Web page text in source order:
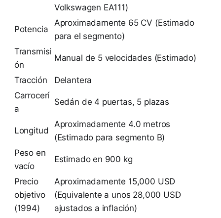
Volkswagen EA111)
Potencia
Aproximadamente 65 CV (Estimado
para el segmento)
Transmisi
ón
Manual de 5 velocidades (Estimado)
Tracción
Delantera
Carrocerí
a
Sedán de 4 puertas, 5 plazas
Longitud
Aproximadamente 4.0 metros
(Estimado para segmento B)
Peso en
vacío
Estimado en 900 kg
Precio
objetivo
(1994)
Aproximadamente 15,000 USD
(Equivalente a unos 28,000 USD
ajustados a inflación)